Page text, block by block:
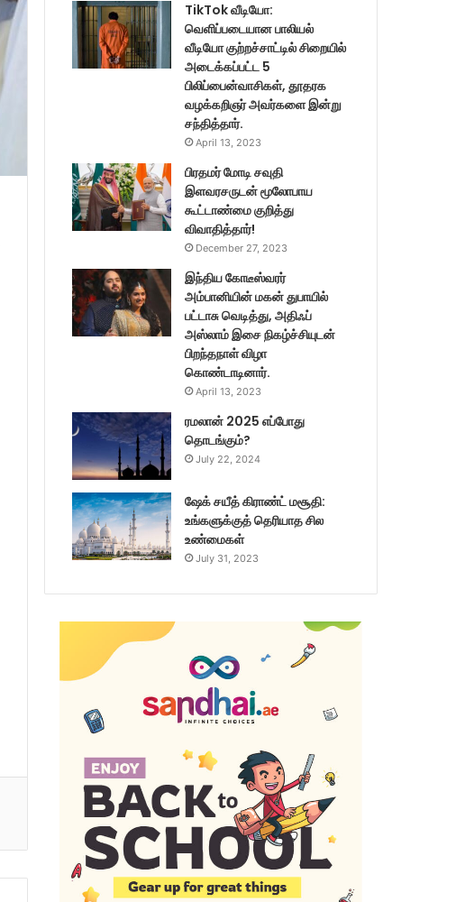
TikTok வீடியோ:
வெளிப்படையான பாலியல்
வீடியோ குற்றச்சாட்டில் சிறையில்
அடைக்கப்பட்ட 5
பிலிப்பைன்வாசிகள், தூதரக
வழக்கறிஞர் அவர்களை இன்று
சந்தித்தார்.
April 13, 2023
பிரதமர் மோடி சவுதி
இளவரசருடன் மூலோபாய
கூட்டாண்மை குறித்து
விவாதித்தார்!
December 27, 2023
இந்திய கோடீஸ்வரர்
அம்பானியின் மகன் துபாயில்
பட்டாசு வெடித்து, அதிஃப்
அஸ்லாம் இசை நிகழ்ச்சியுடன்
பிறந்தநாள் விழா
கொண்டாடினார்.
April 13, 2023
ரமலான் 2025 எப்போது
தொடங்கும்?
July 22, 2024
ஷேக் சயீத் கிராண்ட் மசூதி:
உங்களுக்குத் தெரியாத சில
உண்மைகள்
July 31, 2023